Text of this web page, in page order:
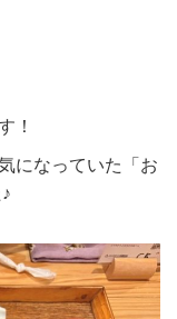
！
になっていた「お